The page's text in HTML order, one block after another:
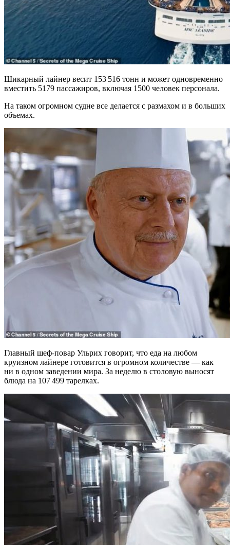
Шикарный лайнер весит 153 516 тонн и может одновременно
вместить 5179 пассажиров, включая 1500 человек персонала.
На таком огромном судне все делается с размахом и в больших
объемах.
Главный шеф-повар Ульрих говорит, что еда на любом
круизном лайнере готовится в огромном количестве — как
ни в одном заведении мира. За неделю в столовую выносят
блюда на 107 499 тарелках.